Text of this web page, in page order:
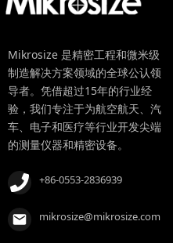
Mikrosize 是精密工程和微米级
制造解决方案领域的全球公认领
导者。凭借超过15年的行业经
验，我们专注于为航空航天、汽
车、电子和医疗等行业开发尖端
的测量仪器和精密设备。
+86-0553-2836939
mikrosize@mikrosize.com